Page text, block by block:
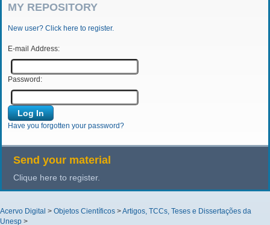
MY REPOSITORY
New user? Click here to register.
E-mail Address:
Password:
Have you forgotten your password?
Send your material
Clique here to register.
Acervo Digital > Objetos Científicos >Artigos, TCCs, Teses e Dissertações da
Unesp >